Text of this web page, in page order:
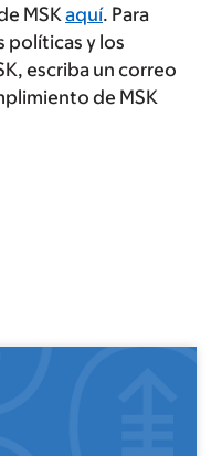
MSKaquí. Para
políticas y los
escriba un correo
de MSK